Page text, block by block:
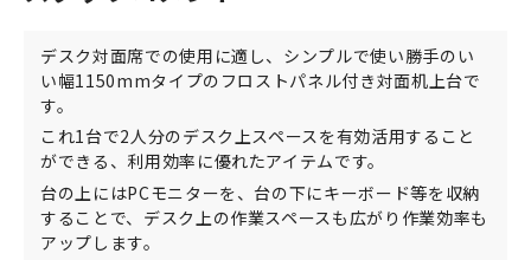
デスク対面席での使用に適し、シンプルで使い勝手のい
い幅1150mmタイプのフロストパネル付き対面机上台で
す。
これ1台で2人分のデスク上スペースを有効活用すること
ができる、利用効率に優れたアイテムです。
台の上にはPCモニターを、台の下にキーボード等を収納
することで、デスク上の作業スペースも広がり作業効率も
アップします。